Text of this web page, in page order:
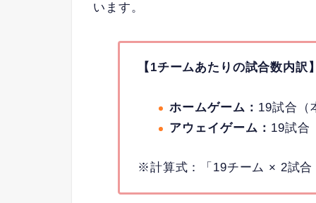
います。
【1チームあたりの試合数内訳
ホームゲーム： 19試合（
アウェイゲーム： 19試合
※計算式：「19チーム × 2試合